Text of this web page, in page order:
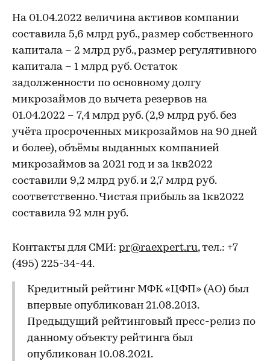
На 01.04.2022 величина активов компании
составила 5,6 млрд руб., размер собственного
капитала – 2 млрд руб., размер регулятивного
капитала – 1 млрд руб. Остаток
задолженности по основному долгу
микрозаймов до вычета резервов на
01.04.2022 – 7,4 млрд руб. (2,9 млрд руб. без
учёта просроченных микрозаймов на 90 дней
и более), объёмы выданных компанией
микрозаймов за 2021 год и за 1кв2022
составили 9,2 млрд руб. и 2,7 млрд руб.
соответственно. Чистая прибыль за 1кв2022
составила 92 млн руб.
Контакты для СМИ: pr@raexpert.ru, тел.: +7
(495) 225-34-44.
Кредитный рейтинг МФК «ЦФП» (АО) был
впервые опубликован 21.08.2013.
Предыдущий рейтинговый пресс-релиз по
данному объекту рейтинга был
опубликован 10.08.2021.